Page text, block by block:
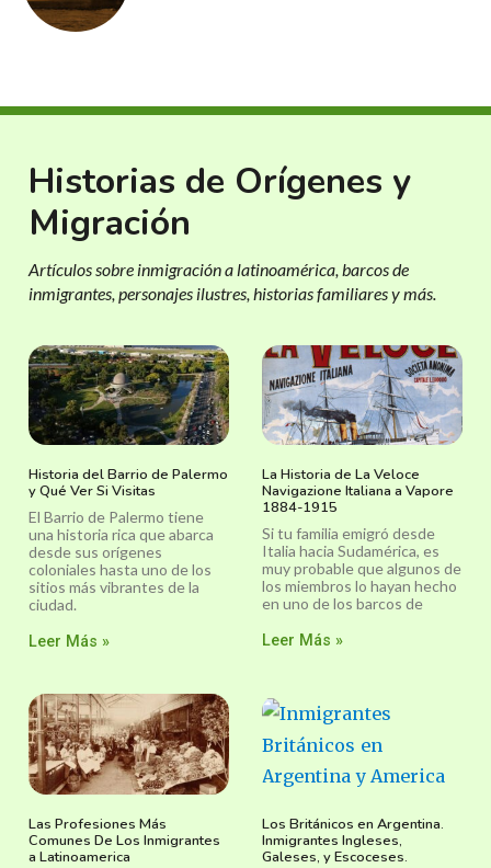
Historias de Orígenes y
Migración
Artículos sobre inmigración a latinoamérica, barcos de
inmigrantes, personajes ilustres, historias familiares y más.
Historia del Barrio de Palermo
y Qué Ver Si Visitas
El Barrio de Palermo tiene
una historia rica que abarca
desde sus orígenes
coloniales hasta uno de los
sitios más vibrantes de la
ciudad.
Leer Más »
La Historia de La Veloce
Navigazione Italiana a Vapore
1884-1915
Si tu familia emigró desde
Italia hacia Sudamérica, es
muy probable que algunos de
los miembros lo hayan hecho
en uno de los barcos de
Leer Más »
Las Profesiones Más
Comunes De Los Inmigrantes
a Latinoamerica
Los Británicos en Argentina.
Inmigrantes Ingleses,
Galeses, y Escoceses.